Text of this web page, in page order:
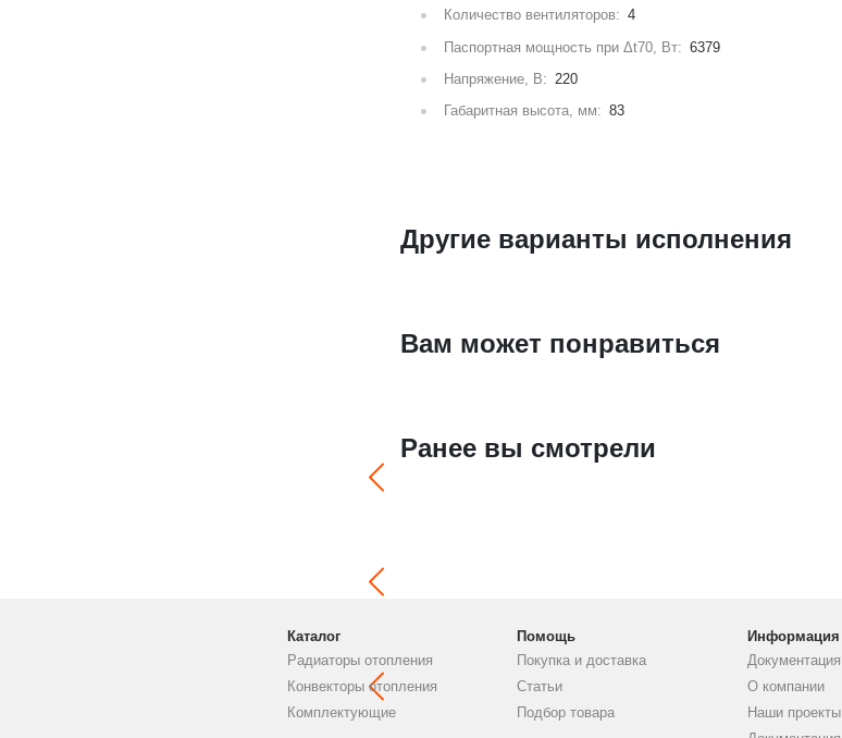
Количество вентиляторов: 4
Паспортная мощность при Δt70, Вт: 6379
Напряжение, В: 220
Габаритная высота, мм: 83
Другие варианты исполнения
Вам может понравиться
Ранее вы смотрели
Каталог
Радиаторы отопления
Конвекторы отопления
Комплектующие
Помощь
Покупка и доставка
Статьи
Подбор товара
Информация
Документация
О компании
Наши проекты